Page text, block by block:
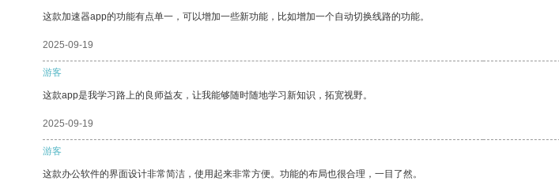
这款加速器app的功能有点单一，可以增加一些新功能，比如增加一个自动切换线路的功能。
2025-09-19
游客
这款app是我学习路上的良师益友，让我能够随时随地学习新知识，拓宽视野。
2025-09-19
游客
这款办公软件的界面设计非常简洁，使用起来非常方便。功能的布局也很合理，一目了然。